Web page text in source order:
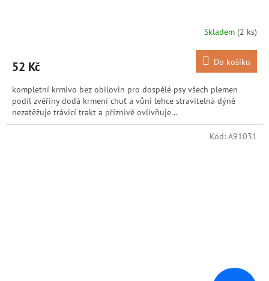
Skladem (2 ks)
52 Kč Do košíku
kompletní krmivo bez obilovin pro dospělé psy všech plemen
podíl zvěřiny dodá krmení chuť a vůni lehce stravitelná dýně
nezatěžuje trávicí trakt a příznivě ovlivňuje...
Kód: A91031